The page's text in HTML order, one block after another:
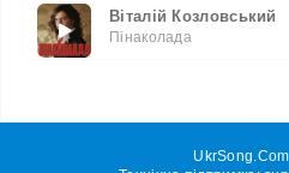
Віталій Козловський
Пінаколада